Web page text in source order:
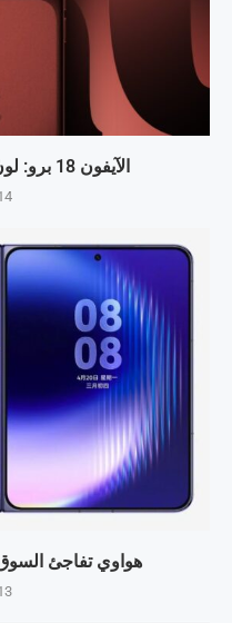
الآيفون 18 برو: لونٌ جديد يلوّن المستقبل.
هواوي تفاجئ